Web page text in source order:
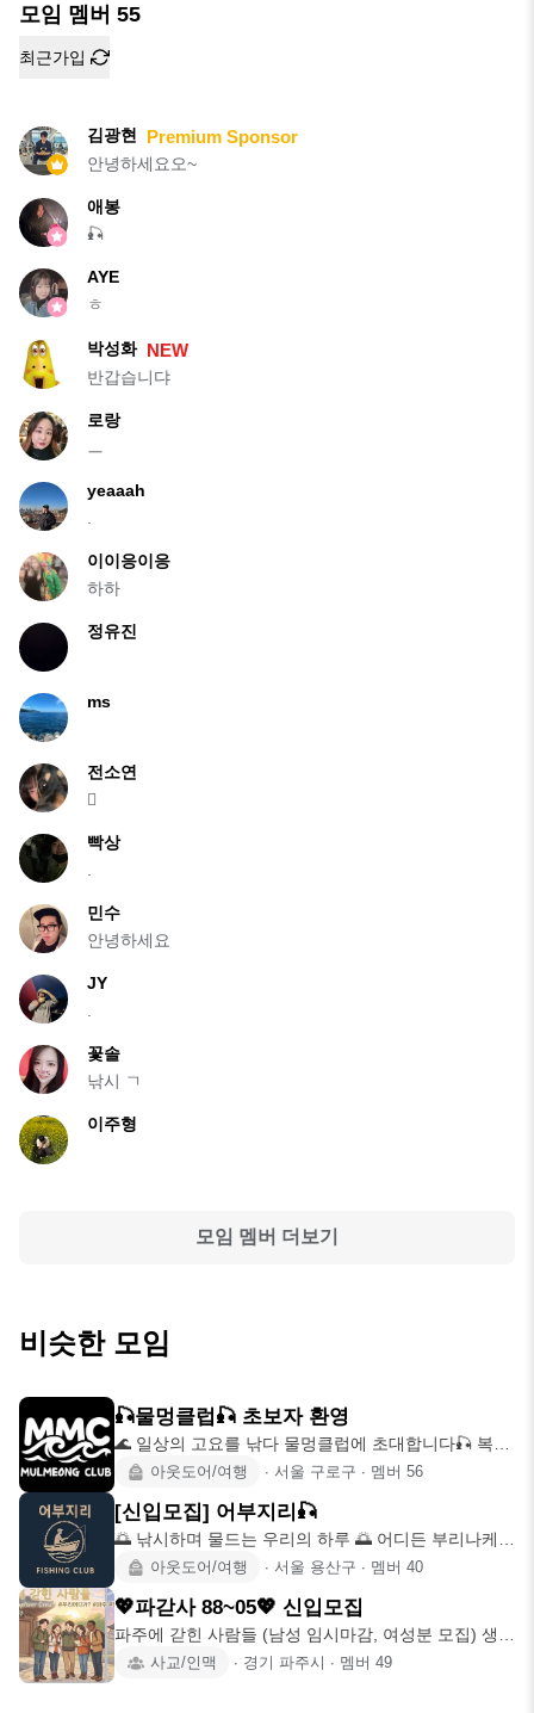
모임 멤버 55
최근가입
김광현 Premium Sponsor
안녕하세요오~
애봉
🎣
AYE
ㅎ
박성화 NEW
반갑습니댜
로랑
ㅡ
yeaaah
이이응이응
하하
정유진
ms
전소연
🫍
빡상
민수
안녕하세요
JY
꽃솔
낚시 ㄱ
이주형
모임 멤버 더보기
비슷한 모임
🎣물멍클럽🎣 초보자 환영
🌊 일상의 고요를 낚다 물멍클럽에 초대합니다🎣 복잡
한 세상 잠시 잊고,
아웃도어/여행 ∙ 서울 구로구 ∙ 멤버 56
[신입모집] 어부지리🎣
🌅 낚시하며 물드는 우리의 하루 🌅 어디든 부리나케
달려가는 지역 불문
아웃도어/여행 ∙ 서울 용산구 ∙ 멤버 40
💖파갇사 88~05💖 신입모집
파주에 갇힌 사람들 (남성 임시마감, 여성분 모집) 생존
모임 시작합니다
사교/인맥 ∙ 경기 파주시 ∙ 멤버 49